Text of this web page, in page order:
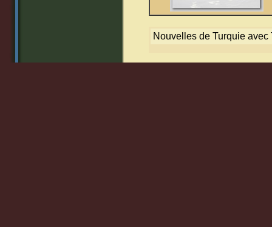
Nouvelles de Turquie avec